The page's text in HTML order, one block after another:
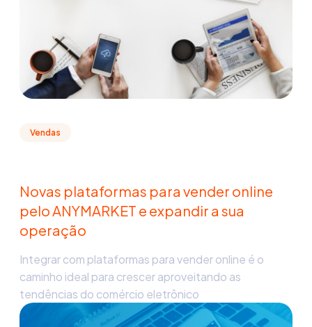
Vendas
Novas plataformas para vender online
pelo ANYMARKET e expandir a sua
operação
Integrar com plataformas para vender online é o
caminho ideal para crescer aproveitando as
tendências do comércio eletrônico